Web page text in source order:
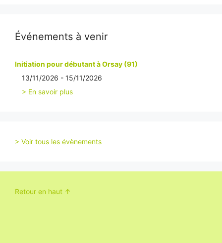
Événements à venir
Initiation pour débutant à Orsay (91)
13/11/2026 - 15/11/2026
> En savoir plus
> Voir tous les évènements
Retour en haut ↑